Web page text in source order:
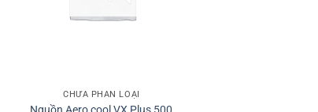
CHƯA PHÂN LOẠI